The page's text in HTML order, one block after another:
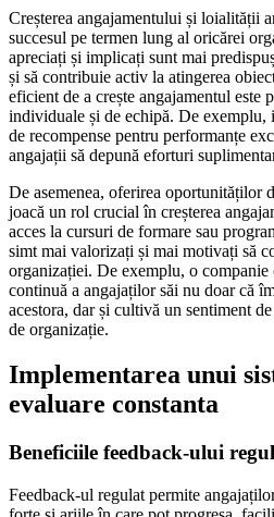
Creșterea angajamentului și loialității
succesul pe termen lung al oricărei
apreciați și implicați sunt mai
și să contribuie activ la atingerea
eficient de a crește angajamentul este
individuale și de echipă. De exemplu,
de recompense pentru performanțe
angajații să depună eforturi
De asemenea, oferirea oportunităților
joacă un rol crucial în creșterea
acces la cursuri de formare sau
simt mai valorizați și mai motivați să
organizației. De exemplu, o companie
continuă a angajaților săi nu doar că
acestora, dar și cultivă un sentiment
de organizație.
Implementarea unui
evaluare constanta
Beneficiile feedback-ului
Feedback-ul regulat permite